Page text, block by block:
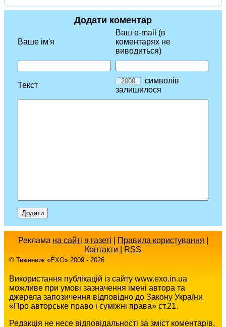
Додати коментар
Ваше ім'я
Ваш e-mail (в
коментарях не
виводиться)
Текст
символів
залишилося
Реклама на сайті в газеті Правила користування
Контакти
RSS
© Тижневик «EХO» 2009 - 2026
Використання публікацій із сайту www.exo.in.ua
можливе при умові зазначення імені автора та
джерела запозичення відповідно до Закону України
«Про авторське право і суміжні права» ст.21.
Редакція не несе відповідальності за зміст коментарів,